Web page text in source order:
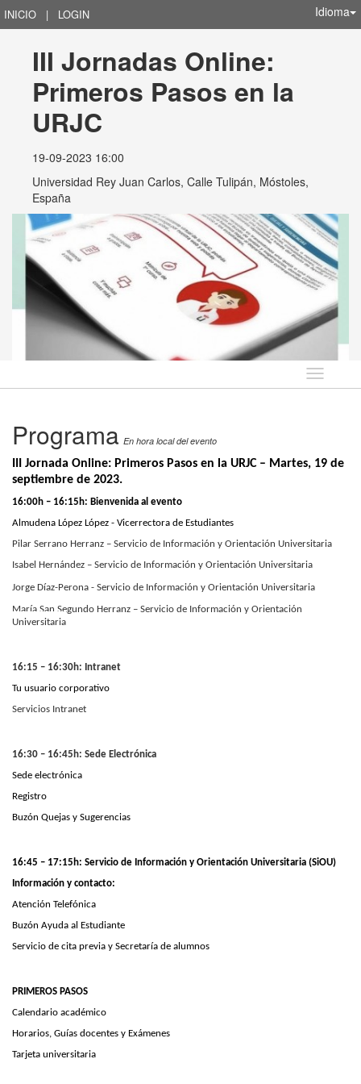
INICIO | LOGIN Idioma
III Jornadas Online:
Primeros Pasos en la
URJC
19-09-2023 16:00
Universidad Rey Juan Carlos, Calle Tulipán, Móstoles,
España
Idioma
Programa En hora local del evento
III Jornada Online: Primeros Pasos en la URJC – Martes, 19 de
septiembre de 2023.
16:00h – 16:15h: Bienvenida al evento
Almudena López López - Vicerrectora de Estudiantes
Pilar Serrano Herranz – Servicio de Información y Orientación Universitaria
Isabel Hernández – Servicio de Información y Orientación Universitaria
Jorge Díaz-Perona - Servicio de Información y Orientación Universitaria
María San Segundo Herranz – Servicio de Información y Orientación
Universitaria
16:15 – 16:30h: Intranet
Tu usuario corporativo
Servicios Intranet
16:30 – 16:45h: Sede Electrónica
Sede electrónica
Registro
Buzón Quejas y Sugerencias
16:45 – 17:15h: Servicio de Información y Orientación Universitaria (SiOU)
Información y contacto:
Atención Telefónica
Buzón Ayuda al Estudiante
Servicio de cita previa y Secretaría de alumnos
PRIMEROS PASOS
Calendario académico
Horarios, Guías docentes y Exámenes
Tarjeta universitaria